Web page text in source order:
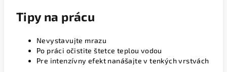
Tipy na prácu
Nevystavujte mrazu
Po práci očistite štetce teplou vodou
Pre intenzívny efekt nanášajte v tenkých vrstvách